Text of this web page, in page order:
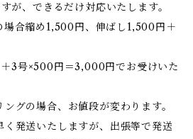
が、できるだけ対応いたします。
場合縮め1,500円、伸ばし1,500円＋
3号×500円＝3,000円でお受けいた
グの場合、お値段が変わります。
く発送いたしますが、出張等で発送